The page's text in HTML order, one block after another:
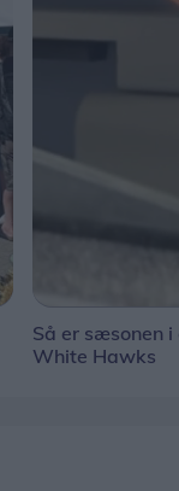
Så er sæsonen
White Hawks